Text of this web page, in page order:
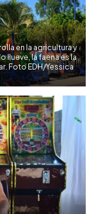
en la agricultura y
llueve, la faena es la
Foto EDH/Yessica